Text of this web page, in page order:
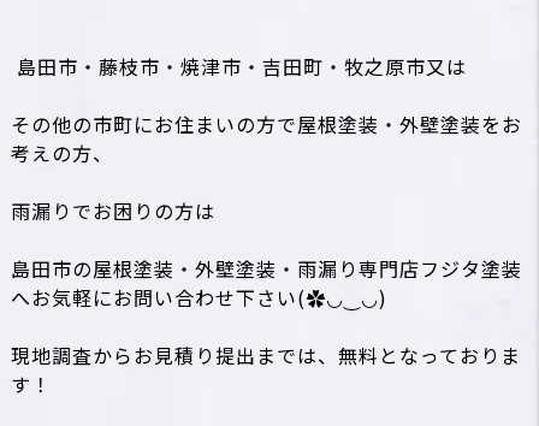
島田市・藤枝市・焼津市・吉田町・牧之原市又は
その他の市町にお住まいの方で屋根塗装・外壁塗装をお
考えの方、
雨漏りでお困りの方は
島田市の屋根塗装・外壁塗装・雨漏り専門店フジタ塗装
へお気軽にお問い合わせ下さい(✿◡‿◡)
現地調査からお見積り提出までは、無料となっておりま
す！